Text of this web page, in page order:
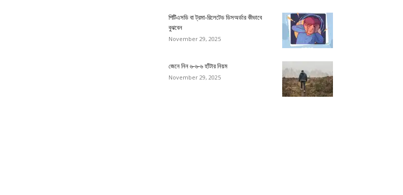
পিটিএসডি বা ট্রমা-রিলেটেড ডিসঅর্ডার কীভাবে
বুঝবেন
November 29, 2025
জেনে নিন ৬-৬-৬ হাঁটার নিয়ম
November 29, 2025